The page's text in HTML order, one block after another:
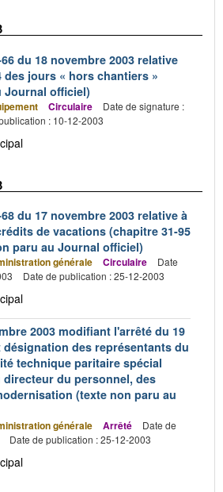
du 18 novembre 2003 relative
des jours « hors chantiers »
Journal officiel)
Circulaire
Date de signature :
: 10-12-2003
du 17 novembre 2003 relative à
de vacations (chapitre 31-95
paru au Journal officiel)
générale Circulaire
Date
Date de publication : 25-12-2003
2003 modifiant l'arrêté du 19
désignation des représentants du
technique paritaire spécial
du personnel, des
(texte non paru au
générale Arrêté
Date de
Date de publication : 25-12-2003